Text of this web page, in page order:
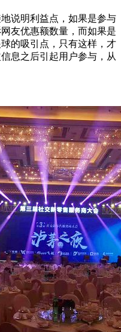
说明利益点，如果是参与
友优惠额数量，而如果是
的吸引点，只有这样，才
息之后引起用户参与，从